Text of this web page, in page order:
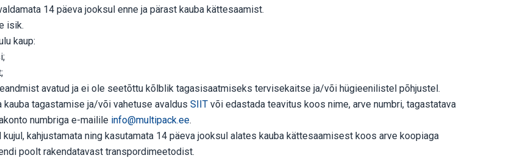
14 päeva jooksul enne ja pärast kauba kättesaamist.
isik.
kaup:
avatud ja ei ole seetõttu kõlblik tagasisaatmiseks tervisekaitse ja/või hügieenilistel põhjustel.
tagastamise ja/või vahetuse avaldus SIIT või edastada teavitus koos nime, arve numbri, tagastatava
numbriga e-mailile info@multipack.ee.
kahjustamata ning kasutamata 14 päeva jooksul alates kauba kättesaamisest koos arve koopiaga
poolt rakendatavast transpordimeetodist.